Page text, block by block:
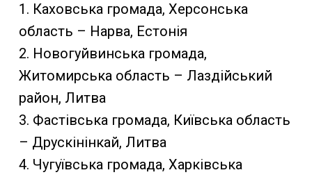
1. Каховська громада, Херсонська
область – Нарва, Естонія
2. Новогуйвинська громада,
Житомирська область – Лаздійський
район, Литва
3. Фастівська громада, Київська область
– Друскінінкай, Литва
4. Чугуївська громада, Харківська